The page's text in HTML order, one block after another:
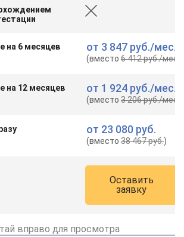
на 6 месяцев от 3 847 руб./мес.
(вместо6 412 руб./мес.
на 12 месяцев от 1 924 руб./мес.
(вместо3 206 руб./мес.
от 23 080 руб.
(вместо38 467 руб.)
Оставить
заявку
вправо для просмотра